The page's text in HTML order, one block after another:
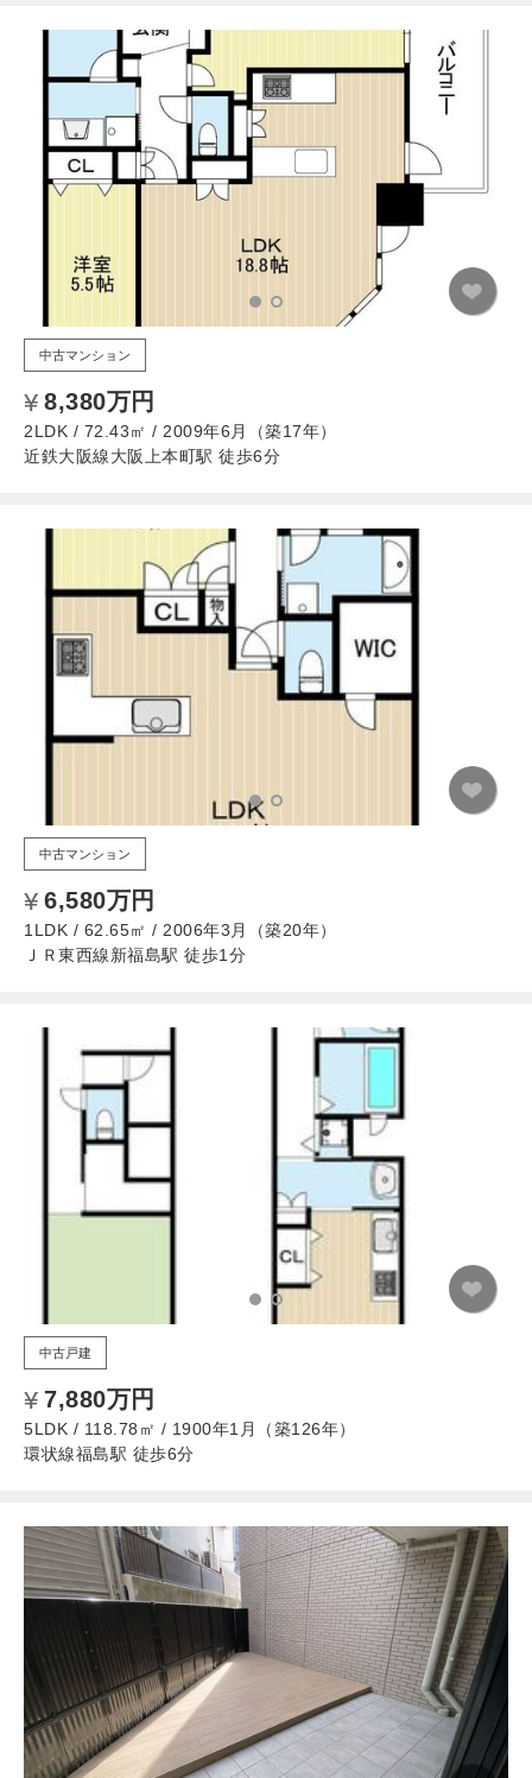
中古マンション
8,380万円
2LDK / 72.43㎡ / 2009年6月（築17年）
近鉄大阪線大阪上本町駅 徒歩6分
中古マンション
6,580万円
1LDK / 62.65㎡ / 2006年3月（築20年）
ＪＲ東西線新福島駅 徒歩1分
中古戸建
7,880万円
5LDK / 118.78㎡ / 1900年1月（築126年）
環状線福島駅 徒歩6分